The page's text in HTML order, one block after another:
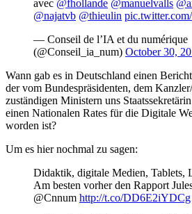
avec @fhollande @manuelvalls
@najatvb @thieulin
— Conseil de l’IA et du numérique
(@Conseil_ia_num) October 30,
Wann gab es in Deutschland einen
der vom Bundespräsidenten, dem
zuständigen Ministern uns
einen Nationalen Rates für die Digitale
worden ist?
Um es hier nochmal zu sagen:
Didaktik, digitale Medien, Tablets,
Am besten vorher den Rapport
@Cnnum http://t.co/DD6E2iYDCg